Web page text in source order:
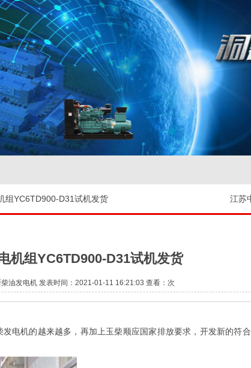
组YC6TD900-D31试机发货 江苏
机组YC6TD900-D31试机发货
油发电机 发表时间：2021-01-11 16:21:03 查看： 次
电机的越来越多，再加上玉柴顺应国家排放要求，开发新的符